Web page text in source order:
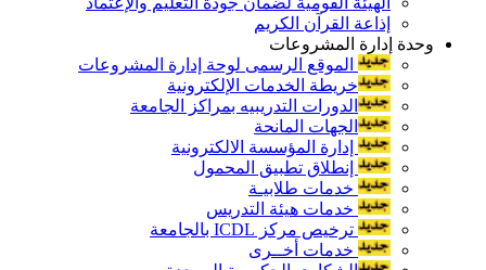
إذاعة القرآن الكريم
وحدة إدارة المشروعات
الموقع الرسمى لوحة إدارة المشروعات
خريطة الخدمات الإلكترونية
الدورات التدريبيه بمراكز الجامعة
الجهات المانحة
إدارة المؤسسة الالكترونية
إنطلاق تطبيق المحمول
خدمات طلابيـة
خدمات هيئة التدريس
ترخيص مركز ICDL بالجامعة
خدمات أخــرى